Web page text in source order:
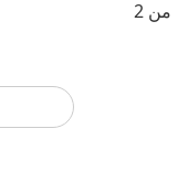
من 2‏
2017-11-07